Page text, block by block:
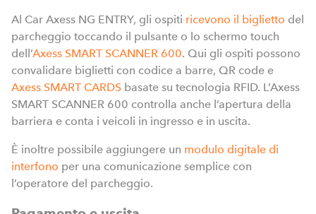
Al Car Axess NG ENTRY, gli ospiti ricevono il biglietto del
parcheggio toccando il pulsante o lo schermo touch
dell’Axess SMART SCANNER 600. Qui gli ospiti possono
convalidare biglietti con codice a barre, QR code e
Axess SMART CARDS basate su tecnologia RFID. L’Axess
SMART SCANNER 600 controlla anche l’apertura della
barriera e conta i veicoli in ingresso e in uscita.
È inoltre possibile aggiungere un modulo digitale di
interfono per una comunicazione semplice con
l’operatore del parcheggio.